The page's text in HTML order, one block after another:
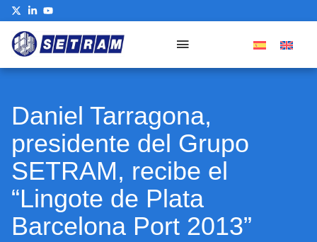
Daniel Tarragona,
presidente del Grupo
SETRAM, recibe el
“Lingote de Plata
Barcelona Port 2013”